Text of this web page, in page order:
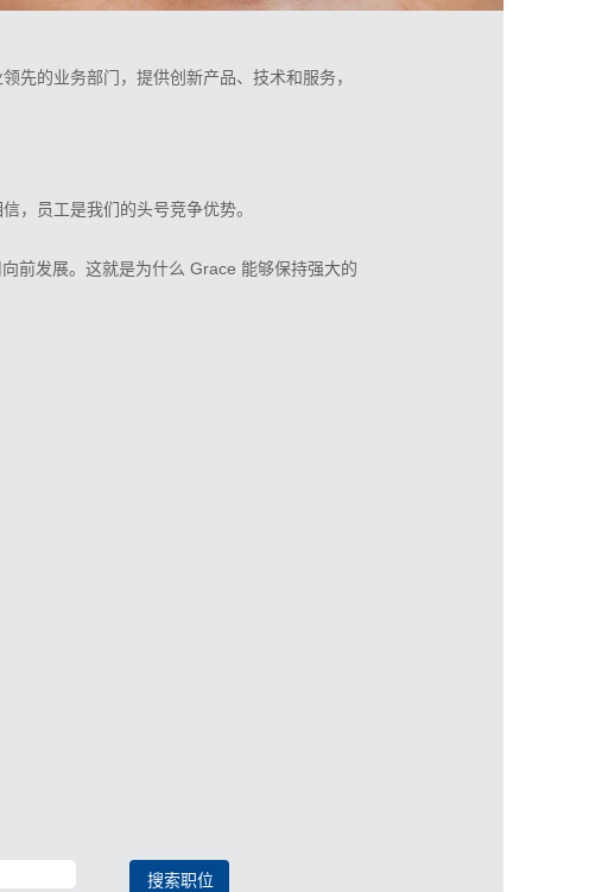
先的业务部门，提供创新产品、技术和服务，
，员工是我们的头号竞争优势。
前发展。这就是为什么 Grace 能够保持强大的